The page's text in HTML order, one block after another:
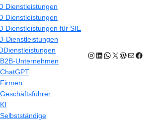
Dienstleistungen
Dienstleistungen
Dienstleistungen für SIE
Dienstleistungen
Unternehmen
Instagram
LinkedIn
WhatsApp
X E-Mail